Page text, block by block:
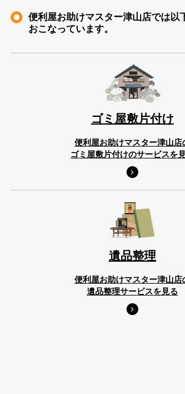
便利屋お助けマスター津山店では以
おこなっています。
ゴミ屋敷片付け
便利屋お助けマスター津山店
ゴミ屋敷片付けのサービスを
遺品整理
便利屋お助けマスター津山店
遺品整理サービスを見る